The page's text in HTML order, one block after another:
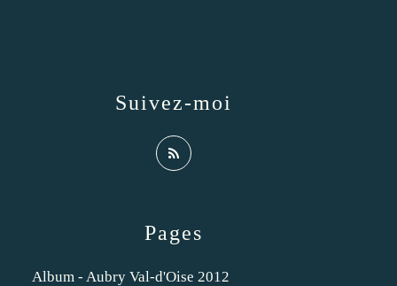
Pages
Album - Aubry Val-d'Oise 2012
Suivez-moi